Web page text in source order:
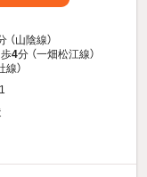
（山陰線）
4分 （一畑松江線）
線）